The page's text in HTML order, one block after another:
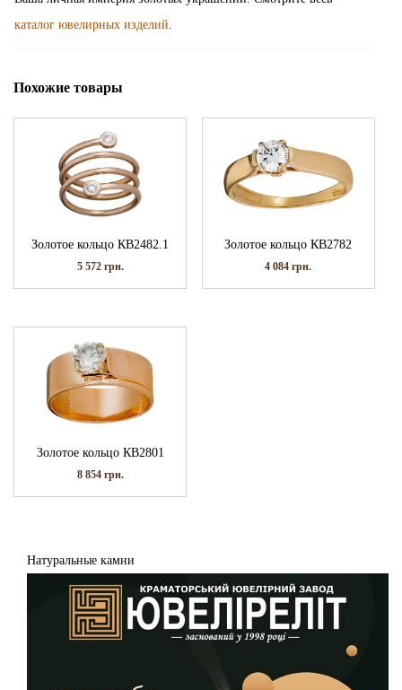
каталог ювелирных изделий
Похожие товары
Золотое кольцо КВ2482.1
5 572 грн.
Золотое кольцо КВ2782
4 084грн.
Золотое кольцо КВ2801
8 854 грн.
Натуральные камни